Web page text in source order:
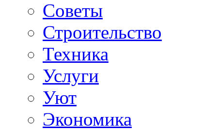
Советы
Строительство
Техника
Услуги
Уют
Экономика